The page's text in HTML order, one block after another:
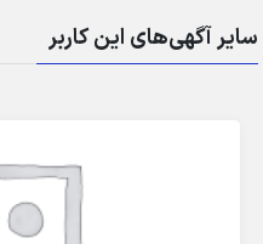
سایر آگهی‌های این کاربر